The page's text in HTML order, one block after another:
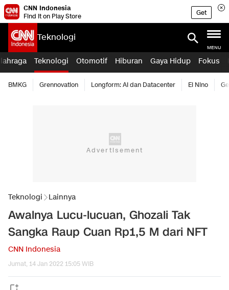
CNN Indonesia
Find it on Play Store
Get
Teknologi
MENU
Teknologi Otomotif Hiburan Gaya Hidup Fokus
BMKG Grennovation Longform: AI dan Datacenter El Nino
Teknologi Lainnya
Awalnya Lucu-lucuan, Ghozali Tak
Sangka Raup Cuan Rp1,5 M dari NFT
CNN Indonesia
Jumat, 14 Jan 2022 15:05 WIB